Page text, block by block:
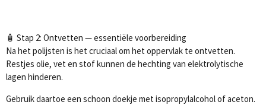
🧴 Stap 2: Ontvetten — essentiële voorbereiding
Na het polijsten is het cruciaal om het oppervlak te ontvetten.
Restjes olie, vet en stof kunnen de hechting van elektrolytische
lagen hinderen.
Gebruik daartoe een schoon doekje met isopropylalcohol of aceton.